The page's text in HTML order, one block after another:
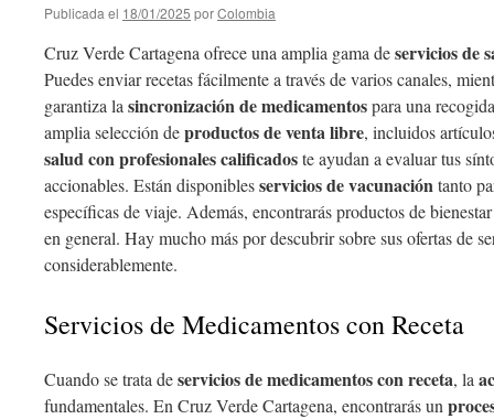
Publicada el 18/01/2025 porColombia
Cruz Verde Cartagena ofrece una amplia gama deservicios de
Puedes enviar recetas fácilmente a través de varios canales,
garantiza la sincronización de medicamentospara una
amplia selección deproductos de venta libre, incluidos
salud con profesionales calificadoste ayudan a evaluar tus
accionables. Están disponiblesservicios de vacunacióntanto
específicas de viaje. Además, encontrarás productos de
en general. Hay mucho más por descubrir sobre sus ofertas de
considerablemente.
Servicios de Medicamentos con Receta
Cuando se trata deservicios de medicamentos con receta, la
fundamentales. En Cruz Verde Cartagena, encontrarás un